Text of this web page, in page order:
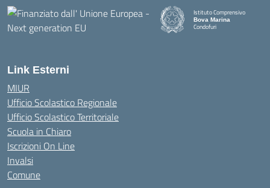
Istituto Comprensivo
Bova Marina
Condofuri
Link Esterni
MIUR
Ufficio Scolastico Regionale
Ufficio Scolastico Territoriale
Scuola in Chiaro
Iscrizioni On Line
Invalsi
Comune